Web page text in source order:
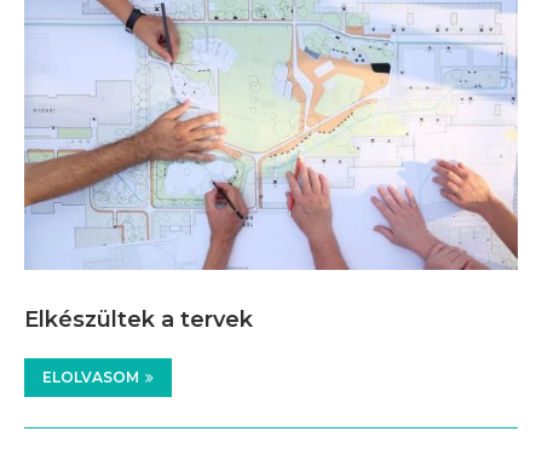
Elkészültek a tervek
ELOLVASOM